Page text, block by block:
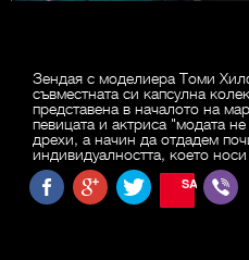
Зендая с моделиера Томи
съвместната си капсулна
представена в началото на
певицата и актриса "модата
дрехи, а начин да отдадем
индивидуалността, което
SAVE